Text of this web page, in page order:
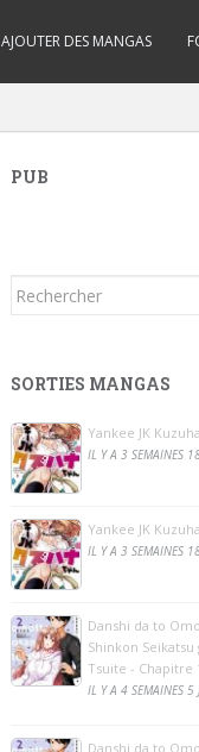
AJOUTER DES MANGAS
PUB
Rechercher...
SORTIES MANGAS
Yankee JK
IL Y A 3 SEMAINES
Yankee JK
IL Y A 3 SEMAINES
Danshi da to
Shinkon
Tsuite - Chapitre
IL Y A 4 SEMAINES 5
Danshi da to